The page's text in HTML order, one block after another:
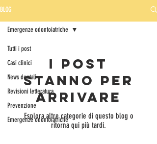
BLOG
Tutti i post
Casi clinici
News dentali
Revisioni letteratura
Prevenzione
Emergenze odontoiatriche
Emergenze odontoiatriche
I post
stanno per
arrivare
Esplora altre categorie di questo blog o
ritorna qui più tardi.